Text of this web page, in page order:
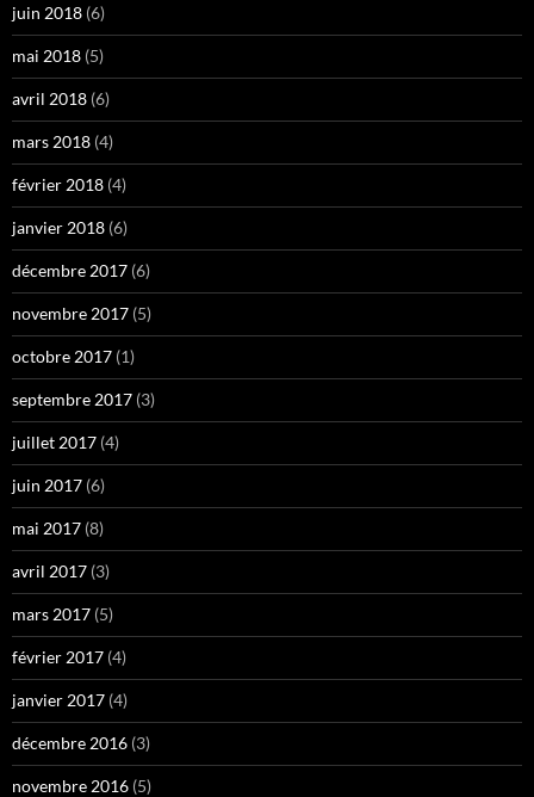
juin 2018 (6)
mai 2018 (5)
avril 2018 (6)
mars 2018 (4)
février 2018 (4)
janvier 2018 (6)
décembre 2017 (6)
novembre 2017 (5)
octobre 2017 (1)
septembre 2017 (3)
juillet 2017 (4)
juin 2017 (6)
mai 2017 (8)
avril 2017 (3)
mars 2017 (5)
février 2017 (4)
janvier 2017 (4)
décembre 2016 (3)
novembre 2016 (5)